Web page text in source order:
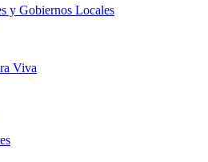
y Gobiernos Locales
Viva